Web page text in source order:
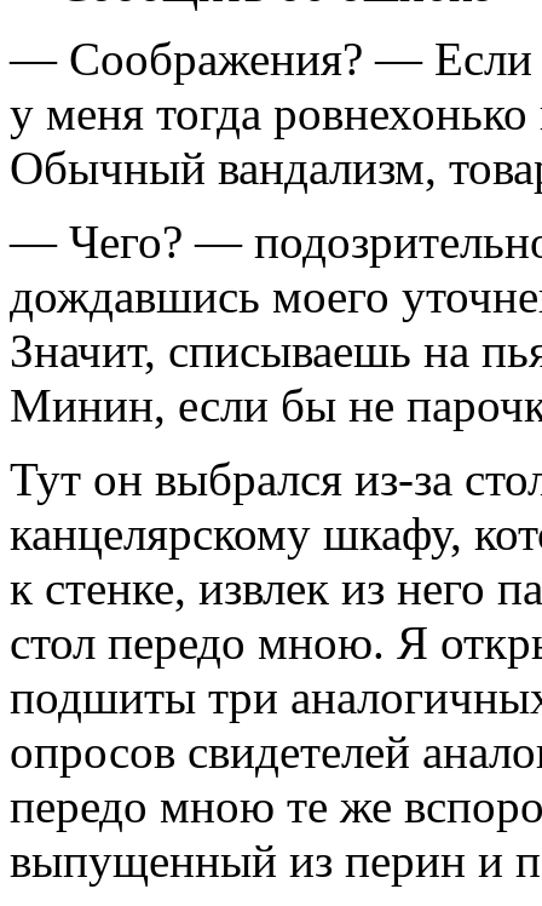
— Соображения? — Если
у меня тогда
Обычный вандализм,
— Чего? —
дождавшись моего
Значит, списываешь на
Минин, если бы не
Тут он выбрался из-за
канцелярскому шкафу,
к стенке, извлек из него
стол передо мною. Я
подшиты три
опросов свидетелей
передо мною те же
выпущенный из перин и